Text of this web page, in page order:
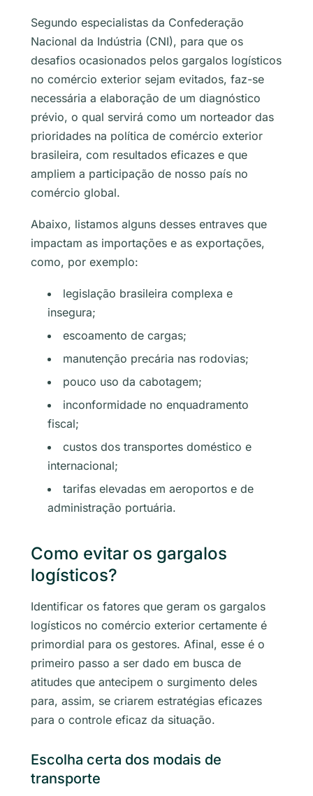
Segundo especialistas da Confederação
Nacional da Indústria (CNI), para que os
desafios ocasionados pelos gargalos logísticos
no comércio exterior sejam evitados, faz-se
necessária a elaboração de um diagnóstico
prévio, o qual servirá como um norteador das
prioridades na política de comércio exterior
brasileira, com resultados eficazes e que
ampliem a participação de nosso país no
comércio global.
Abaixo, listamos alguns desses entraves que
impactam as importações e as exportações,
como, por exemplo:
legislação brasileira complexa e
insegura;
escoamento de cargas;
manutenção precária nas rodovias;
pouco uso da cabotagem;
inconformidade no enquadramento
fiscal;
custos dos transportes doméstico e
internacional;
tarifas elevadas em aeroportos e de
administração portuária.
Como evitar os gargalos
logísticos?
Identificar os fatores que geram os gargalos
logísticos no comércio exterior certamente é
primordial para os gestores. Afinal, esse é o
primeiro passo a ser dado em busca de
atitudes que antecipem o surgimento deles
para, assim, se criarem estratégias eficazes
para o controle eficaz da situação.
Escolha certa dos modais de
transporte